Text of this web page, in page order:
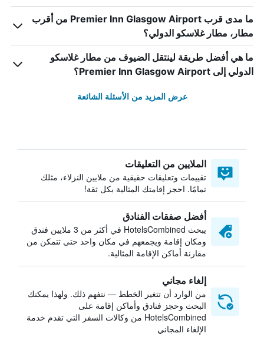
ما مدى قرب Premier Inn Glasgow Airport من أقرب
مطار، مطار غلاسكو الدولي؟
ما هي أفضل طريقة لينتقل الضيوف من مطار غلاسكو
الدولي إلى Premier Inn Glasgow Airport؟
عرض المزيد من الأسئلة الشائعة
الملايين من التعليقات
تقييمات وتعليقات حقيقية من ملايين النزلاء، مثلك
تمامًا. احجز إقامتك المثالية بكل ثقة!
أفضل صفقات الفنادق
يبحث HotelsCombined في أكثر من 3 ملايين فندق
ومكان إقامة ويجمعهم في مكان واحد حتى تتمكن من
مقارنة أماكن الإقامة المثالية.
إلغاء مجاني
من الوارد أن تتغير الخطط — نتفهم ذلك. ولهذا يمكنك
البحث وحجز فنادق وأماكن إقامة على
HotelsCombined من وكالات السفر التي تقدم خدمة
الإلغاء المجاني